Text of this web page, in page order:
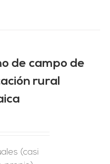
de campo de
rural
(casi